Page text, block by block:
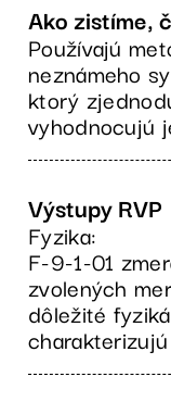
Ako zistíme,
Používajú
neznámeho
ktorý
vyhodnocujú
Výstupy RVP
Fyzika:
F-9-1-01
zvolených
dôležité